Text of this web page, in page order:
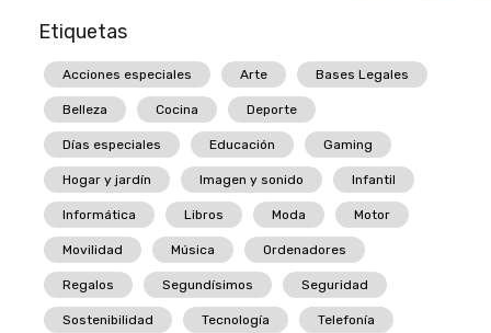
Etiquetas
Acciones especiales Arte Bases Legales
Belleza Cocina Deporte
Días especiales Educación Gaming
Hogar y jardín Imagen y sonido Infantil
Informática Libros Moda Motor
Movilidad Música Ordenadores
Regalos Segundísimos Seguridad
Sostenibilidad Tecnología Telefonía